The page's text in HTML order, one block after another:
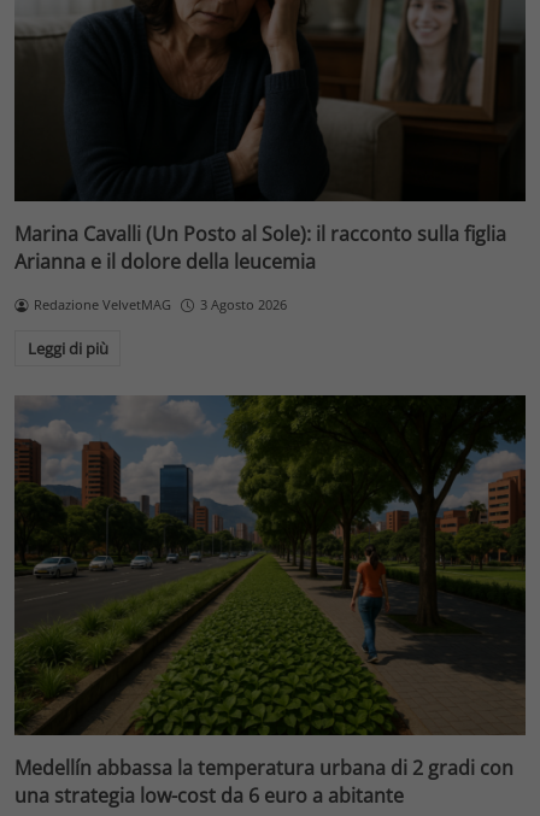
Marina Cavalli (Un Posto al Sole): il racconto sulla figlia
Arianna e il dolore della leucemia
Redazione VelvetMAG 3 Agosto 2026
Leggi di più
Medellín abbassa la temperatura urbana di 2 gradi con
una strategia low-cost da 6 euro a abitante